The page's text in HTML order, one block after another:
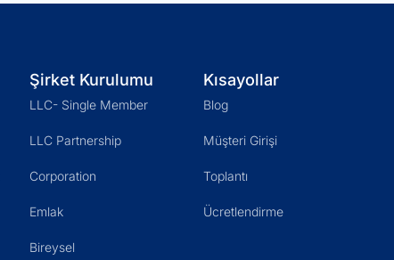
Şirket Kurulumu
LLC- Single Member
LLC Partnership
Corporation
Emlak
Bireysel
Kısayollar
Blog
Müşteri Girişi
Toplantı
Ücretlendirme